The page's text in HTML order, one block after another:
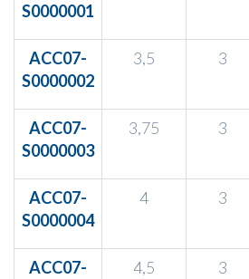
S0000001
ACC07-
S0000002
3,5 3
ACC07-
S0000003
3,75 3
ACC07-
S0000004
4 3
ACC07-
4,5 3